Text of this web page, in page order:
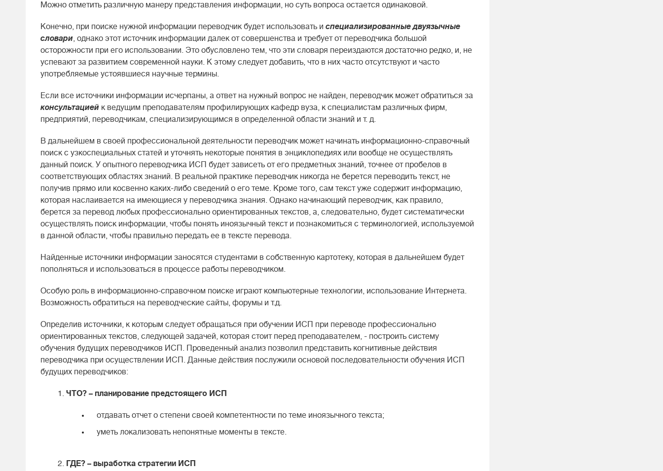
Можно отметить различную манеру представления информации, но суть вопроса остается одинаковой.
Конечно, при поиске нужной информации переводчик будет использовать и специализированные двуязычные
словари, однако этот источник информации далек от совершенства и требует от переводчика большой
осторожности при его использовании. Это обусловлено тем, что эти словаря переиздаются достаточно редко, и, не
успевают за развитием современной науки. К этому следует добавить, что в них часто отсутствуют и часто
употребляемые устоявшиеся научные термины.
Если все источники информации исчерпаны, а ответ на нужный вопрос не найден, переводчик может обратиться за
консультацией к ведущим преподавателям профилирующих кафедр вуза, к специалистам различных фирм,
предприятий, переводчикам, специализирующимся в определенной области знаний и т. д.
В дальнейшем в своей профессиональной деятельности переводчик может начинать информационно-справочный
поиск с узкоспециальных статей и уточнять некоторые понятия в энциклопедиях или вообще не осуществлять
данный поиск. У опытного переводчика ИСП будет зависеть от его предметных знаний, точнее от пробелов в
соответствующих областях знаний. В реальной практике переводчик никогда не берется переводить текст, не
получив прямо или косвенно каких-либо сведений о его теме. Кроме того, сам текст уже содержит информацию,
которая наслаивается на имеющиеся у переводчика знания. Однако начинающий переводчик, как правило,
берется за перевод любых профессионально ориентированных текстов, а, следовательно, будет систематически
осуществлять поиск информации, чтобы понять иноязычный текст и познакомиться с терминологией, используемой
в данной области, чтобы правильно передать ее в тексте перевода.
Найденные источники информации заносятся студентами в собственную картотеку, которая в дальнейшем будет
пополняться и использоваться в процессе работы переводчиком.
Особую роль в информационно-справочном поиске играют компьютерные технологии, использование Интернета.
Возможность обратиться на переводческие сайты, форумы и т.д.
Определив источники, к которым следует обращаться при обучении ИСП при переводе профессионально
ориентированных текстов, следующей задачей, которая стоит перед преподавателем, - построить систему
обучения будущих переводчиков ИСП. Проведенный анализ позволил представить когнитивные действия
переводчика при осуществлении ИСП. Данные действия послужили основой последовательности обучения ИСП
будущих переводчиков:
ЧТО? – планирование предстоящего ИСП
отдавать отчет о степени своей компетентности по теме иноязычного текста;
уметь локализовать непонятные моменты в тексте.
ГДЕ? – выработка стратегии ИСП